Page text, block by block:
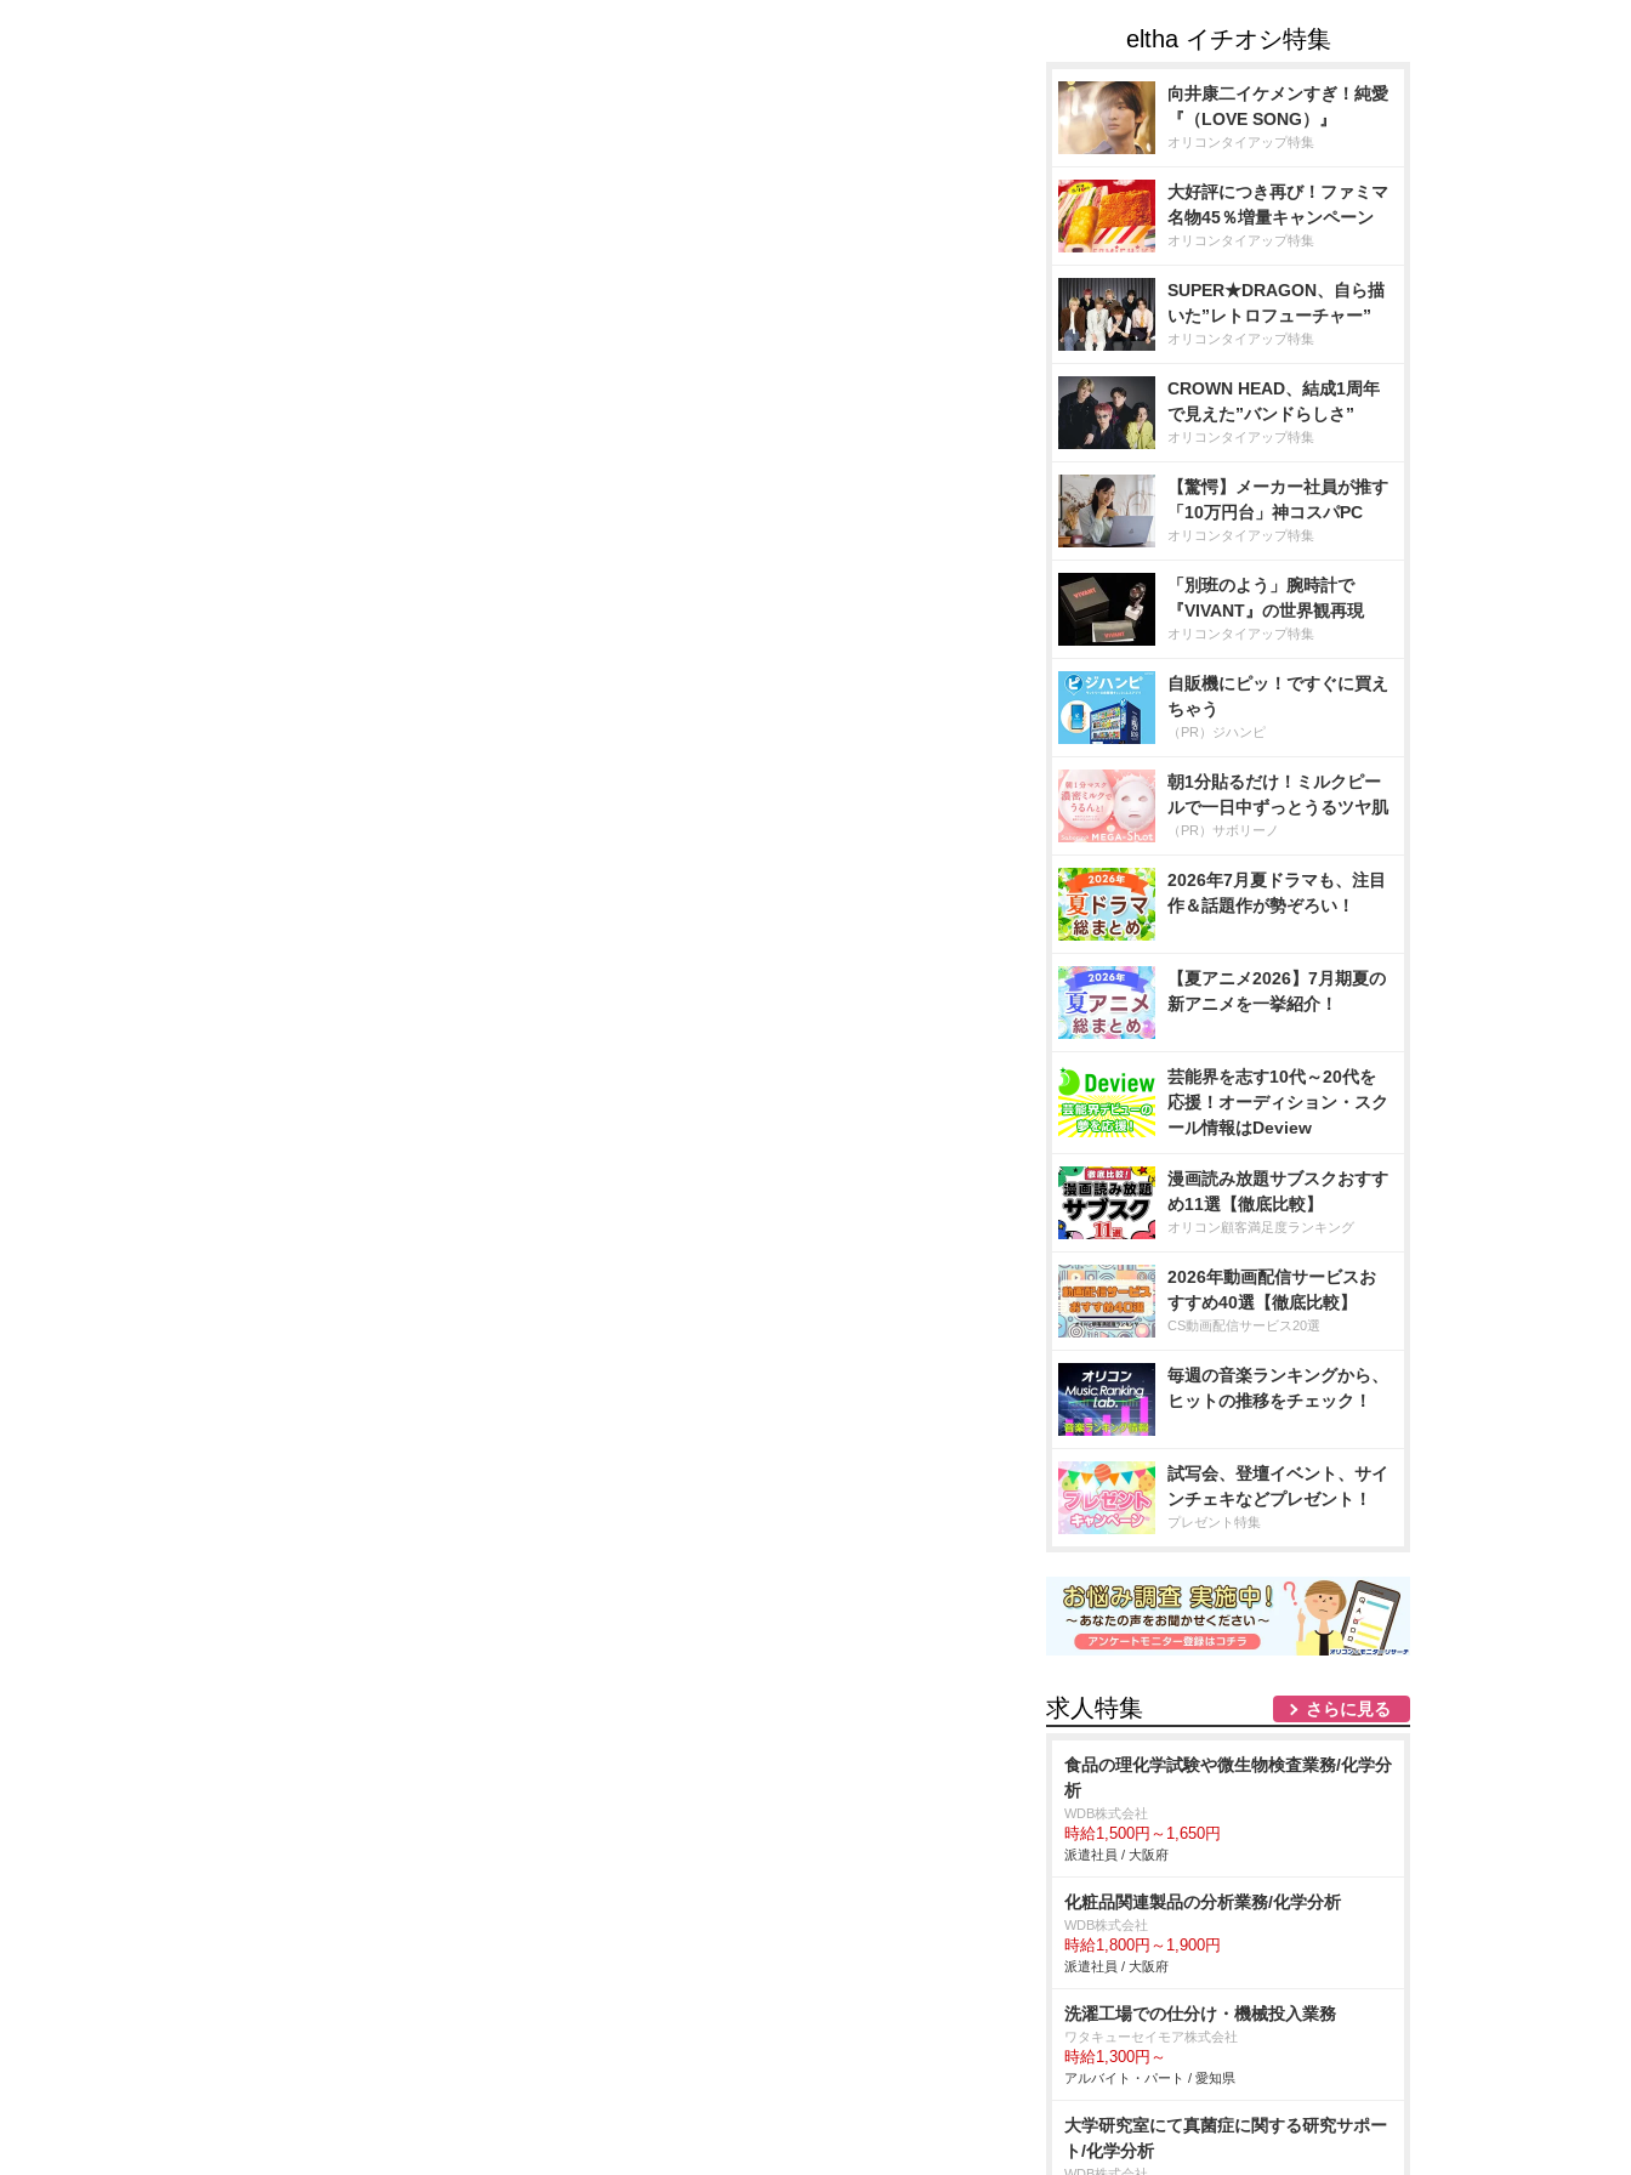
向井康二イケメンすぎ！純愛
『（LOVE SONG）』
オリコンタイアップ特集
大好評につき再び！ファミマ
名物45％増量キャンペーン
オリコンタイアップ特集
SUPER★DRAGON、自ら描
いた”レトロフューチャー”
オリコンタイアップ特集
CROWN HEAD、結成1周年
で見えた”バンドらしさ”
オリコンタイアップ特集
【驚愕】メーカー社員が推す
「10万円台」神コスパPC
オリコンタイアップ特集
「別班のよう」腕時計で
『VIVANT』の世界観再現
オリコンタイアップ特集
自販機にピッ！ですぐに買え
ちゃう
（PR）ジハンピ
朝1分貼るだけ！ミルクピー
ルで一日中ずっとうるツヤ肌
（PR）サボリーノ
2026年7月夏ドラマも、注目
作＆話題作が勢ぞろい！
【夏アニメ2026】7月期夏の
新アニメを一挙紹介！
芸能界を志す10代～20代を
応援！オーディション・スク
ール情報はDeview
漫画読み放題サブスクおすす
め11選【徹底比較】
オリコン顧客満足度ランキング
2026年動画配信サービスお
すすめ40選【徹底比較】
CS動画配信サービス20選
毎週の音楽ランキングから、
ヒットの推移をチェック！
試写会、登壇イベント、サイ
ンチェキなどプレゼント！
プレゼント特集
求人特集 さらに見る
食品の理化学試験や微生物検査業務/化学分
析
WDB株式会社
時給1,500円～1,650円
派遣社員 / 大阪府
化粧品関連製品の分析業務/化学分析
WDB株式会社
時給1,800円～1,900円
派遣社員 / 大阪府
洗濯工場での仕分け・機械投入業務
ワタキューセイモア株式会社
時給1,300円～
アルバイト・パート / 愛知県
大学研究室にて真菌症に関する研究サポー
ト/化学分析